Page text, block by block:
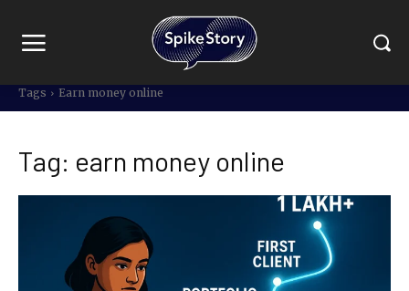
Tags Earn money online
Tag: earn money online